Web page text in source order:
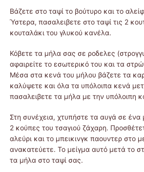
Βάζετε στο ταψί το βούτυρο και το
Ύστερα, πασαλειβετε στο ταψί τις 2
κουταλάκι του γλυκού κανέλα.
Κόβετε τα μήλα σας σε ροδελες
αφαιρείτε το εσωτερικό του και τα
Μέσα στα κενά του μήλου βάζετε τα
καλύψετε και όλα τα υπόλοιπα κενά
πασαλειβετε τα μήλα με την υπόλοιπη
Στη συνέχεια, χτυπήστε τα αυγά σε ένα
2 κούπες του τσαγιού ζάχαρη.
αλεύρι και το μπεικινγκ παουντερ στο
ανακατεύετε. Το μείγμα αυτό μετά το
τα μήλα στο ταψί σας.